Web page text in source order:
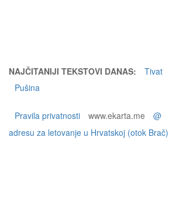
NAJČITANIJI TEKSTOVI DANAS: Tivat
Pušina
Pravila privatnosti www.ekarta.me @
adresu za letovanje u Hrvatskoj (otok Brač)